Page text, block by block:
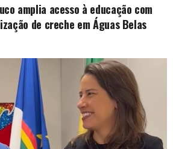
amplia acesso à educação com
de creche em Águas Belas